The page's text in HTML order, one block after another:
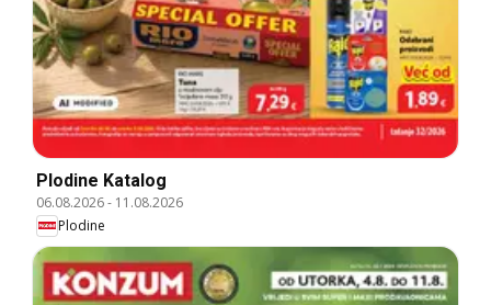
Plodine Katalog
06.08.2026- 11.08.2026
Plodine